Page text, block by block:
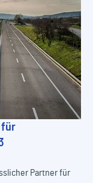
für
Partner für